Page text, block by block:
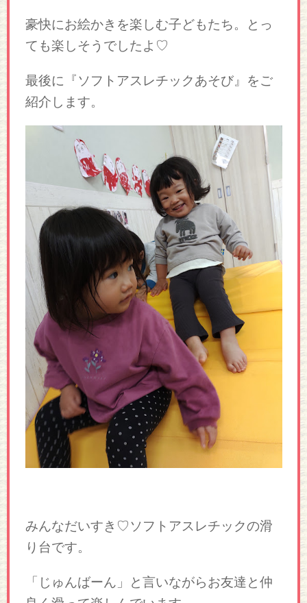
豪快にお絵かきを楽しむ子どもたち。とっ
ても楽しそうでしたよ♡
最後に『ソフトアスレチックあそび』をご
紹介します。
みんなだいすき♡ソフトアスレチックの滑
り台です。
「じゅんばーん」と言いながらお友達と仲